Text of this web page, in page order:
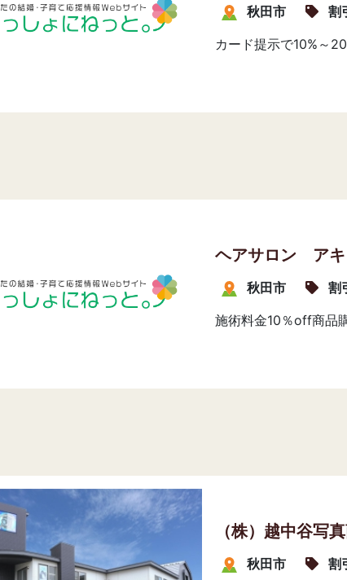
秋田市
割
カード提示で10%～
ヘアサロン アキ
秋田市
割
施術料金10％off商品
（株）越中谷写
秋田市 割